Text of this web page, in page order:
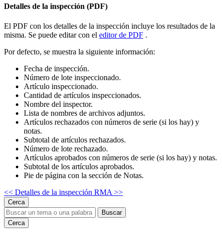
Detalles de la inspección (PDF)
El PDF con los detalles de la inspección incluye los resultados de la
misma. Se puede editar con el editor de PDF .
Por defecto, se muestra la siguiente información:
Fecha de inspección.
Número de lote inspeccionado.
Artículo inspeccionado.
Cantidad de artículos inspeccionados.
Nombre del inspector.
Lista de nombres de archivos adjuntos.
Artículos rechazados con números de serie (si los hay) y
notas.
Subtotal de artículos rechazados.
Número de lote rechazado.
Artículos aprobados con números de serie (si los hay) y notas.
Subtotal de los artículos aprobados.
Pie de página con la sección de Notas.
<< Detalles de la inspección RMA >>
Cerca
Buscar
Cerca